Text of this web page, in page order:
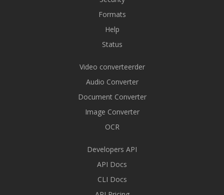
Formats
Help
Status
Video converteerder
Audio Converter
Document Converter
Image Converter
OCR
Developers API
API Docs
CLI Docs